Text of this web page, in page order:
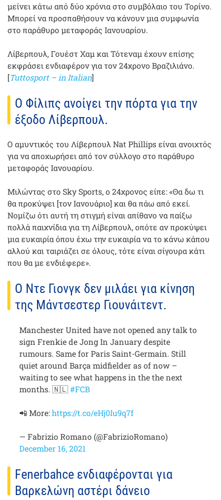
μείνει κάτω από δύο χρόνια στο συμβόλαιο του Τορίνο.
Μπορεί να προσπαθήσουν να κάνουν μια συμφωνία
στο παράθυρο μεταφοράς Ιανουαρίου.
Λίβερπουλ, Γουέστ Χαμ και Τότεναμ έχουν επίσης
εκφράσει ενδιαφέρον για τον 24χρονο Βραζιλιάνο.
[Tuttosport – in Italian]
Ο Φίλιπς ανοίγει την πόρτα για την
έξοδο Λίβερπουλ.
Ο αμυντικός του Λίβερπουλ Nat Phillips είναι ανοιχτός
για να αποχωρήσει από τον σύλλογο στο παράθυρο
μεταφοράς Ιανουαρίου.
Μιλώντας στο Sky Sports, ο 24χρονος είπε: «Θα δω τι
θα προκύψει [τον Ιανουάριο] και θα πάω από εκεί.
Νομίζω ότι αυτή τη στιγμή είναι απίθανο να παίξω
πολλά παιχνίδια για τη Λίβερπουλ, οπότε αν προκύψει
μια ευκαιρία όπου έχω την ευκαιρία να το κάνω κάπου
αλλού και ταιριάζει σε όλους, τότε είναι σίγουρα κάτι
που θα με ενδιέφερε».
Ο Ντε Γιονγκ δεν μιλάει για κίνηση
της Μάντσεστερ Γιουνάιτεντ.
Manchester United have not opened any talk to
sign Frenkie de Jong In January despite
rumours. Same for Paris Saint-Germain. Still
quiet around Barça midfielder as of now –
waiting to see what happens in the the next
months. 🇳🇱#FCB
📲 More:https://t.co/eHj0Iu9q7f
— Fabrizio Romano (@FabrizioRomano)
December 16, 2021
Fenerbahce ενδιαφέρονται για
Βαρκελώνη αστέρι δάνειο